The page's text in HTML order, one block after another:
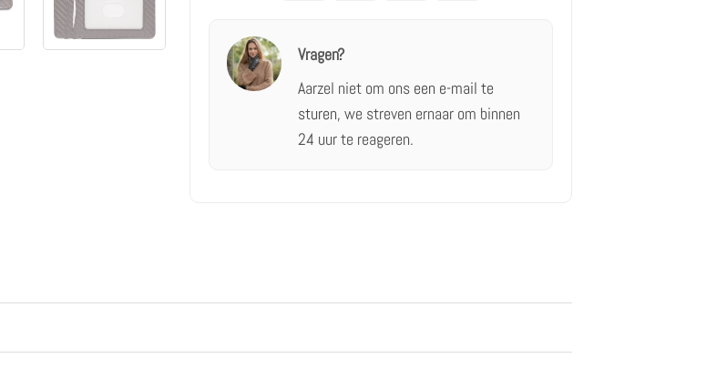
Vragen?
Aarzel niet om onseen e-mail te
sturen, we streven ernaar om binnen
24 uur te reageren.